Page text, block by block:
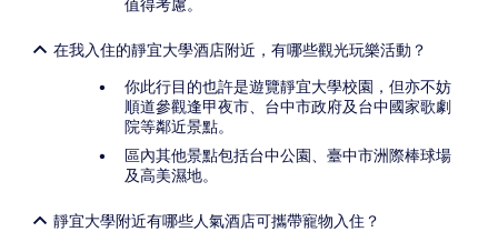
值得考慮。
在我入住的靜宜大學酒店附近，有哪些觀光玩樂活動？
你此行目的也許是遊覽靜宜大學校園，但亦不妨
順道參觀逢甲夜市、台中市政府及台中國家歌劇
院等鄰近景點。
區內其他景點包括台中公園、臺中市洲際棒球場
及高美濕地。
靜宜大學附近有哪些人氣酒店可攜帶寵物入住？